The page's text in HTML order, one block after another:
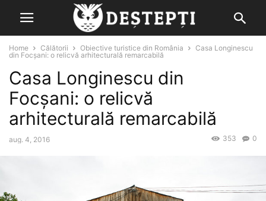
Home Călătorii Obiective turistice din România
Casa Longinescu
din Focșani: o relicvă arhitecturală remarcabilă
Casa Longinescu din
Focșani: o relicvă
arhitecturală remarcabilă
aug. 4, 2016 0
353